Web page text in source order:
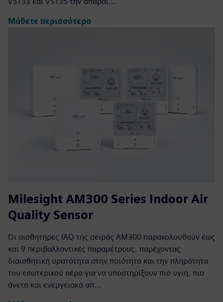
Μάθετε περισσότερα
Milesight AM300 Series Indoor Air
Quality Sensor
Οι αισθητήρες IAQ της σειράς AM300 παρακολουθούν έως
και 9 περιβαλλοντικές παραμέτρους, παρέχοντας
διαισθητική ορατότητα στην ποιότητα και την πληρότητα
του εσωτερικού αέρα για να υποστηρίξουν πιο υγιή, πιο
άνετα και ενεργειακά απ...